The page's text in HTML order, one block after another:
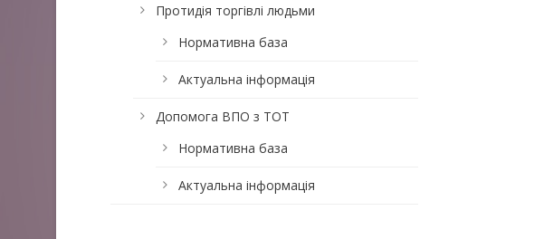
Протидія торгівлі людьми
Нормативна база
Актуальна інформація
Допомога ВПО з ТОТ
Нормативна база
Актуальна інформація